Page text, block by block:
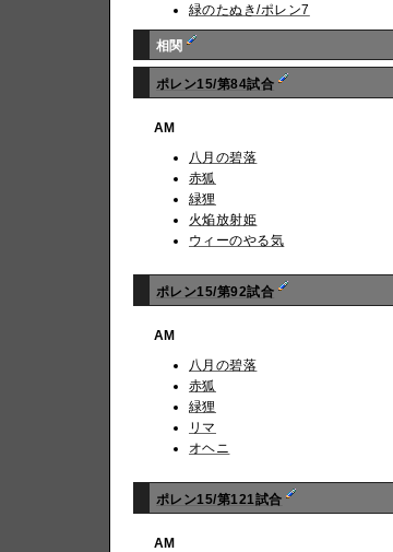
緑のたぬき/ポレン7
相関
ポレン15/第84試合
AM
八月の碧落
赤狐
緑狸
火焔放射姫
ウィーのやる気
ポレン15/第92試合
AM
八月の碧落
赤狐
緑狸
リマ
オヘニ
ポレン15/第121試合
AM